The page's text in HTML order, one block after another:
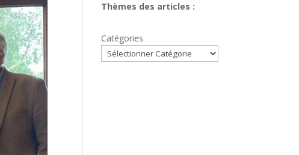
Thèmes des articles :
Catégories